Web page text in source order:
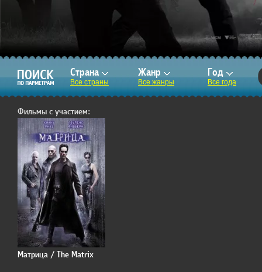
Страна
Все страны
Жанр
Все жанры
Год
Все года
Фильмы с участием:
Матрица / The Matrix